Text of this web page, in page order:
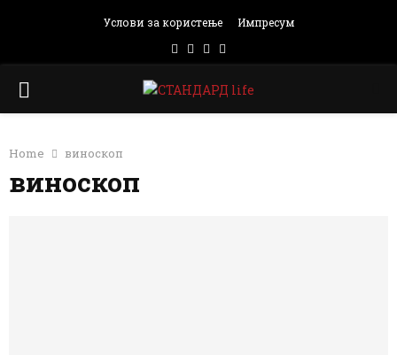
Услови за користење Импресум
Facebook
Instagram
Email
PRIMARY
Home виноскоп
виноскоп